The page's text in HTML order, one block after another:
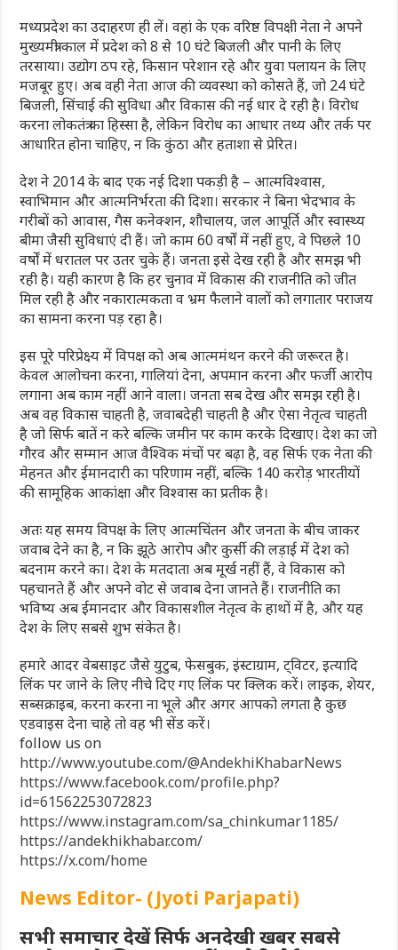
मध्यप्रदेश का उदाहरण ही लें। वहां के एक वरिष्ठ विपक्षी नेता ने अपने
मुख्यमंत्री काल में प्रदेश को 8 से 10 घंटे बिजली और पानी के लिए
तरसाया। उद्योग ठप रहे, किसान परेशान रहे और युवा पलायन के लिए
मजबूर हुए। अब वही नेता आज की व्यवस्था को कोसते हैं, जो 24 घंटे
बिजली, सिंचाई की सुविधा और विकास की नई धार दे रही है। विरोध
करना लोकतंत्र का हिस्सा है, लेकिन विरोध का आधार तथ्य और तर्क पर
आधारित होना चाहिए, न कि कुंठा और हताशा से प्रेरित।
देश ने 2014 के बाद एक नई दिशा पकड़ी है – आत्मविश्वास,
स्वाभिमान और आत्मनिर्भरता की दिशा। सरकार ने बिना भेदभाव के
गरीबों को आवास, गैस कनेक्शन, शौचालय, जल आपूर्ति और स्वास्थ्य
बीमा जैसी सुविधाएं दी हैं। जो काम 60 वर्षों में नहीं हुए, वे पिछले 10
वर्षों में धरातल पर उतर चुके हैं। जनता इसे देख रही है और समझ भी
रही है। यही कारण है कि हर चुनाव में विकास की राजनीति को जीत
मिल रही है और नकारात्मकता व भ्रम फैलाने वालों को लगातार पराजय
का सामना करना पड़ रहा है।
इस पूरे परिप्रेक्ष्य में विपक्ष को अब आत्ममंथन करने की जरूरत है।
केवल आलोचना करना, गालियां देना, अपमान करना और फर्जी आरोप
लगाना अब काम नहीं आने वाला। जनता सब देख और समझ रही है।
अब वह विकास चाहती है, जवाबदेही चाहती है और ऐसा नेतृत्व चाहती
है जो सिर्फ बातें न करे बल्कि जमीन पर काम करके दिखाए। देश का जो
गौरव और सम्मान आज वैश्विक मंचों पर बढ़ा है, वह सिर्फ एक नेता की
मेहनत और ईमानदारी का परिणाम नहीं, बल्कि 140 करोड़ भारतीयों
की सामूहिक आकांक्षा और विश्वास का प्रतीक है।
अतः यह समय विपक्ष के लिए आत्मचिंतन और जनता के बीच जाकर
जवाब देने का है, न कि झूठे आरोप और कुर्सी की लड़ाई में देश को
बदनाम करने का। देश के मतदाता अब मूर्ख नहीं हैं, वे विकास को
पहचानते हैं और अपने वोट से जवाब देना जानते हैं। राजनीति का
भविष्य अब ईमानदार और विकासशील नेतृत्व के हाथों में है, और यह
देश के लिए सबसे शुभ संकेत है।
हमारे आदर वेबसाइट जैसे युटुब, फेसबुक, इंस्टाग्राम, ट्विटर, इत्यादि
लिंक पर जाने के लिए नीचे दिए गए लिंक पर क्लिक करें। लाइक, शेयर,
सब्सक्राइब, करना करना ना भूले और अगर आपको लगता है कुछ
एडवाइस देना चाहे तो वह भी सेंड करें।
follow us on
http://www.youtube.com/@AndekhiKhabarNews
https://www.facebook.com/profile.php?
id=61562253072823
https://www.instagram.com/sa_chinkumar1185/
https://andekhikhabar.com/
https://x.com/home
News Editor- (Jyoti Parjapati)
सभी समाचार देखें सिर्फ अनदेखी खबर सबसे